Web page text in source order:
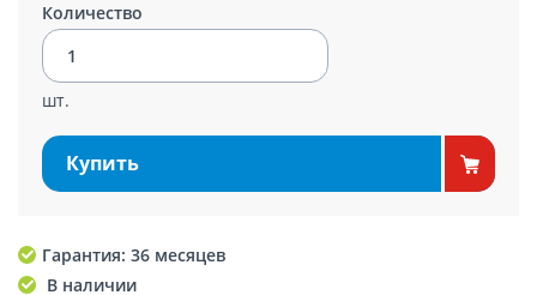
Количество
шт.
Купить
Гарантия: 36 месяцев
В наличии